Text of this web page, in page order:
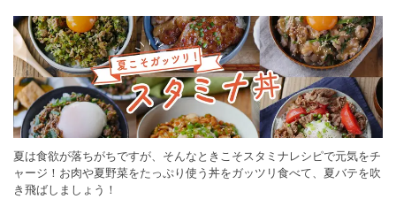
夏は食欲が落ちがちですが、そんなときこそスタミナレシピで元気をチ
ャージ！お肉や夏野菜をたっぷり使う丼をガッツリ食べて、夏バテを吹
き飛ばしましょう！